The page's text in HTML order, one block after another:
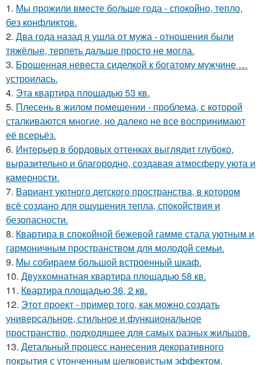
1. Мы прожили вместе больше года - спокойно, тепло,
без конфликтов.
2. Два года назад я ушла от мужа - отношения были
тяжёлые, терпеть дальше просто не могла.
3. Брошенная невеста сиделкой к богатому мужчине …
устроилась.
4. Эта квартира площадью 53 кв.
5. Плесень в жилом помещении - проблема, с которой
сталкиваются многие, но далеко не все воспринимают
её всерьёз.
6. Интерьер в бордовых оттенках выглядит глубоко,
выразительно и благородно, создавая атмосферу уюта и
камерности.
7. Вариант уютного детского пространства, в котором
всё создано для ощущения тепла, спокойствия и
безопасности.
8. Квартира в спокойной бежевой гамме стала уютным и
гармоничным пространством для молодой семьи.
9. Мы собираем большой встроенный шкаф.
10. Двухкомнатная квартира площадью 58 кв.
11. Квартира площадью 36, 2 кв.
12. Этот проект - пример того, как можно создать
универсальное, стильное и функциональное
пространство, подходящее для самых разных жильцов.
13. Детальный процесс нанесения декоративного
покрытия с утонченным шелковистым эффектом.